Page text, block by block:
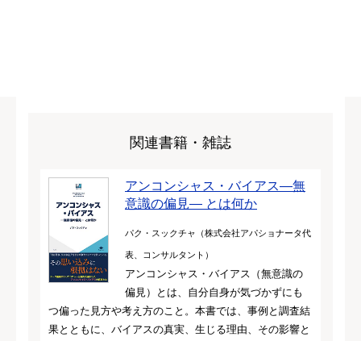
関連書籍・雑誌
アンコンシャス・バイアス—無
意識の偏見— とは何か
パク・スックチャ（株式会社アパショナータ代
表、コンサルタント）
アンコンシャス・バイアス（無意識の
偏見）とは、自分自身が気づかずにも
つ偏った見方や考え方のこと。本書では、事例と調査結
果とともに、バイアスの真実、生じる理由、その影響と